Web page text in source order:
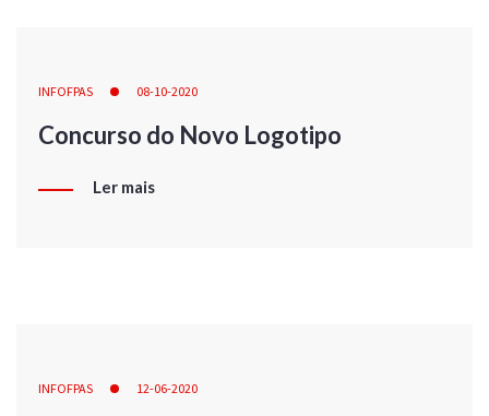
INFOFPAS 08-10-2020
Concurso do Novo Logotipo
Ler mais
INFOFPAS 12-06-2020